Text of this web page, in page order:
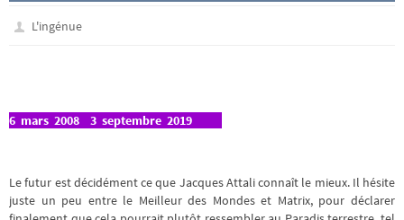
L'ingénue
6 mars 2008 3 septembre 2019
Le futur est décidément ce que Jacques Attali connaît le mieux. Il hésite
juste un peu entre le Meilleur des Mondes et Matrix, pour déclarer